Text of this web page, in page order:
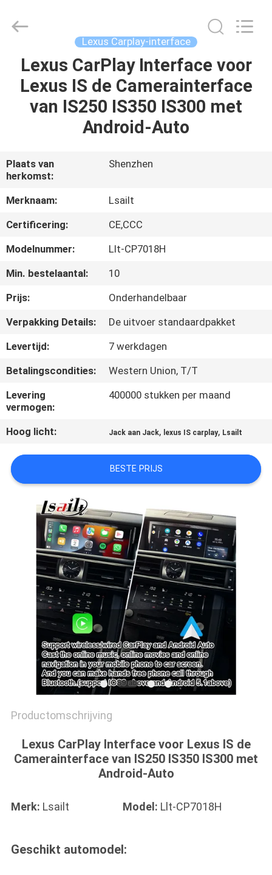
HUIS
PRODUCTEN
ONGEVEER
ONS
FABRIEKSREIS
KWALITEITSCONTROLE
CONTACTEER
ONS
NIEUWS
GEVALLEN
SITEMAP
PRIVACY
POLICY
Automobile
Electron
Lexus Carplay-interface
Lexus CarPlay Interface voor
Lexus IS de Camerainterface
van IS250 IS350 IS300 met
Android-Auto
Plaats van
herkomst:
Shenzhen
Merknaam:
Lsailt
Certificering:
CE,CCC
Modelnummer:
Llt-CP7018H
Min. bestelaantal:
10
Prijs:
Onderhandelbaar
Verpakking Details:
De uitvoer standaardpakket
Levertijd:
7 werkdagen
Betalingscondities:
Western Union, T/T
Levering
vermogen:
400000 stukken per maand
Hoog licht: Jack aan Jack, lexus IS carplay, Lsailt
BESTE PRIJS
Productomschrijving
Lexus CarPlay Interface voor Lexus IS de
Camerainterface van IS250 IS350 IS300 met
Android-Auto
Merk: Lsailt Model: Llt-CP7018H
Geschikt automodel: